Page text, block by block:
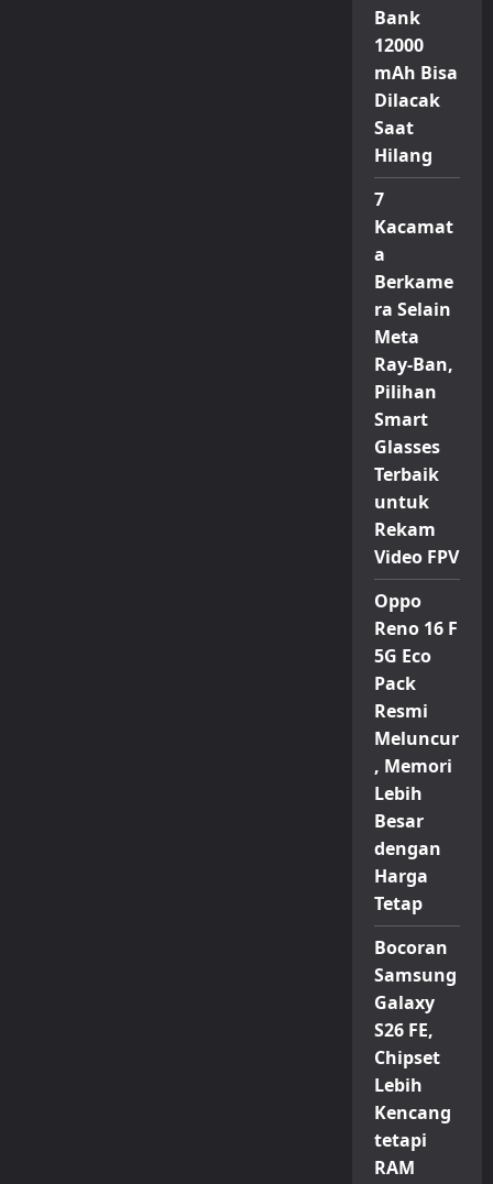
Bank
12000
mAh Bisa
Dilacak
Saat
Hilang
7
Kacamat
a
Berkame
ra Selain
Meta
Ray-Ban,
Pilihan
Smart
Glasses
Terbaik
untuk
Rekam
Video FPV
Oppo
Reno 16 F
5G Eco
Pack
Resmi
Meluncur
, Memori
Lebih
Besar
dengan
Harga
Tetap
Bocoran
Samsung
Galaxy
S26 FE,
Chipset
Lebih
Kencang
tetapi
RAM